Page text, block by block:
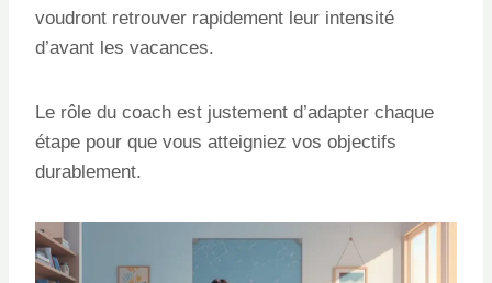
voudront retrouver rapidement leur intensité
d’avant les vacances.
Le rôle du coach est justement d’adapter chaque
étape pour que vous atteigniez vos objectifs
durablement.